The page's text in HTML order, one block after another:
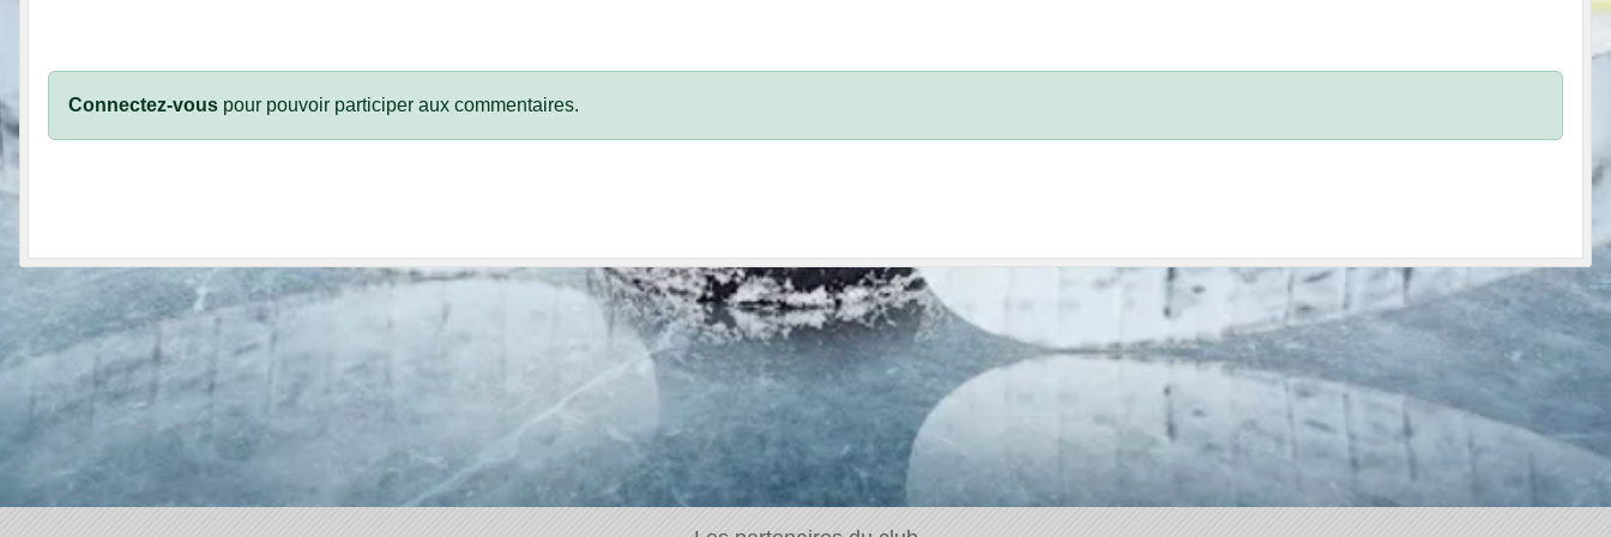
Connectez-vous pour pouvoir participer aux commentaires.